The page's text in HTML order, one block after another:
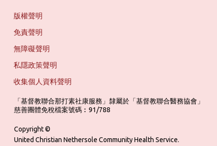
版權聲明
免責聲明
無障礙聲明
私隱政策聲明
收集個人資料聲明
「基督教聯合那打素社康服務」隸屬於「基督教聯合醫務協會」
慈善團體免稅檔案號碼︰91/788
Copyright ©
United Christian Nethersole Community Health Service.